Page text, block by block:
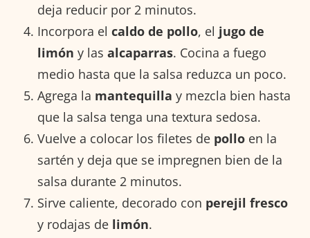
deja reducir por 2 minutos.
Incorpora el caldo de pollo, el jugo de
limón y las alcaparras. Cocina a fuego
medio hasta que la salsa reduzca un poco.
Agrega la mantequilla y mezcla bien hasta
que la salsa tenga una textura sedosa.
Vuelve a colocar los filetes de pollo en la
sartén y deja que se impregnen bien de la
salsa durante 2 minutos.
Sirve caliente, decorado con perejil fresco
y rodajas de limón.